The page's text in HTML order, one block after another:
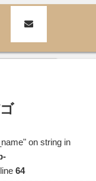
セブ挙式会場
on string in
64